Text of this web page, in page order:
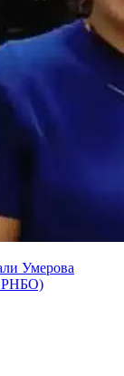
Умерова
РНБО)